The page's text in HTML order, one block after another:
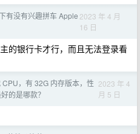
有没有兴趣拼车 Apple 2023 年 4 月
16 日
的银行卡才行，而且无法登录看
CPU，有 32G 内存版本，性
的是哪款？
2023 年 4
月 5 日